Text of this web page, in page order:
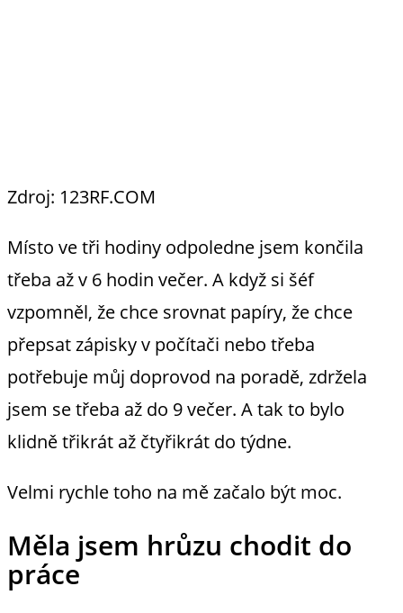
Zdroj: 123RF.COM
Místo ve tři hodiny odpoledne jsem končila
třeba až v 6 hodin večer. A když si šéf
vzpomněl, že chce srovnat papíry, že chce
přepsat zápisky v počítači nebo třeba
potřebuje můj doprovod na poradě, zdržela
jsem se třeba až do 9 večer. A tak to bylo
klidně třikrát až čtyřikrát do týdne.
Velmi rychle toho na mě začalo být moc.
Měla jsem hrůzu chodit do
práce